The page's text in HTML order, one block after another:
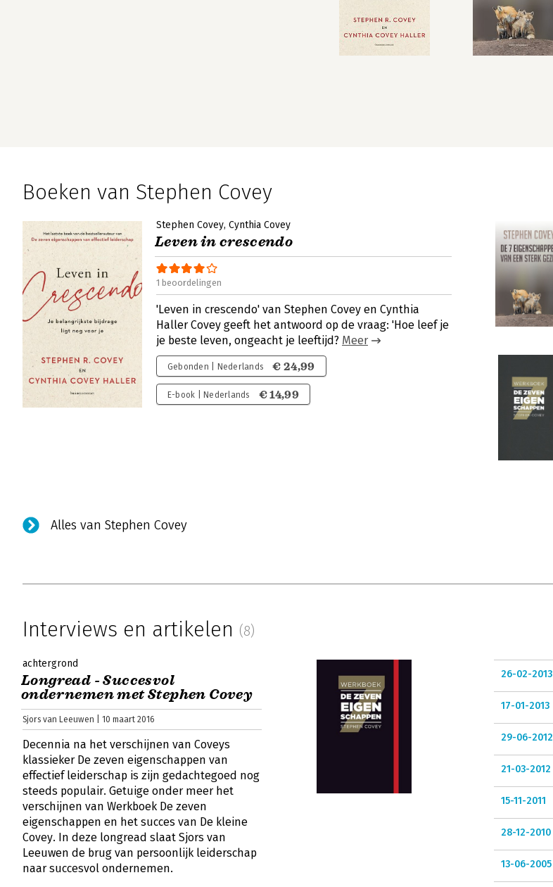
Boeken van Stephen Covey
Stephen Covey Cynthia Covey
Leven in crescendo
1 beoordelingen
'Leven in crescendo' van Stephen Covey en Cynthia
Haller Covey geeft het antwoord op de vraag: 'Hoe leef je
je beste leven, ongeacht je leeftijd? Meer
Gebonden | Nederlands € 24,99
E-book | Nederlands € 14,99
Alles van Stephen Covey
Interviews en artikelen (8)
achtergrond
Longread - Succesvol
ondernemen met Stephen Covey
Sjors van Leeuwen | 10 maart 2016
Decennia na het verschijnen van Coveys
klassieker De zeven eigenschappen van
effectief leiderschap is zijn gedachtegoed nog
steeds populair. Getuige onder meer het
verschijnen van Werkboek De zeven
eigenschappen en het succes van De kleine
Covey. In deze longread slaat Sjors van
Leeuwen de brug van persoonlijk leiderschap
naar succesvol ondernemen.
26-02-2013
17-01-2013
29-06-2012
21-03-2012
15-11-2011
28-12-2010
13-06-2005